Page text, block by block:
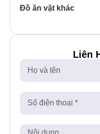
Đồ ăn vặt khác
Liên